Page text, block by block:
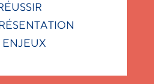
ENJEUX